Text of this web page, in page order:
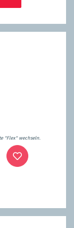
"Flex" wechseln.